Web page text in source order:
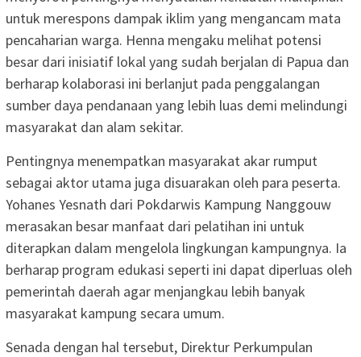
untuk merespons dampak iklim yang mengancam mata
pencaharian warga. Henna mengaku melihat potensi
besar dari inisiatif lokal yang sudah berjalan di Papua dan
berharap kolaborasi ini berlanjut pada penggalangan
sumber daya pendanaan yang lebih luas demi melindungi
masyarakat dan alam sekitar.
Pentingnya menempatkan masyarakat akar rumput
sebagai aktor utama juga disuarakan oleh para peserta.
Yohanes Yesnath dari Pokdarwis Kampung Nanggouw
merasakan besar manfaat dari pelatihan ini untuk
diterapkan dalam mengelola lingkungan kampungnya. Ia
berharap program edukasi seperti ini dapat diperluas oleh
pemerintah daerah agar menjangkau lebih banyak
masyarakat kampung secara umum.
Senada dengan hal tersebut, Direktur Perkumpulan